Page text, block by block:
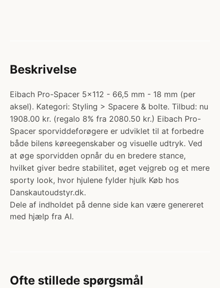
Beskrivelse
Eibach Pro-Spacer 5x112 - 66,5 mm - 18 mm (per
aksel). Kategori: Styling > Spacere & bolte. Tilbud: nu
1908.00 kr. (regalo 8% fra 2080.50 kr.) Eibach Pro-
Spacer sporviddeforøgere er udviklet til at forbedre
både bilens køreegenskaber og visuelle udtryk. Ved
at øge sporvidden opnår du en bredere stance,
hvilket giver bedre stabilitet, øget vejgreb og et mere
sporty look, hvor hjulene fylder hjulk Køb hos
Danskautoudstyr.dk.
Dele af indholdet på denne side kan være genereret
med hjælp fra AI.
Ofte stillede spørgsmål